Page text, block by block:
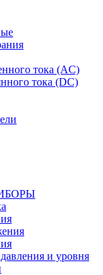
тока (AC)
тока (DC)
и уровня